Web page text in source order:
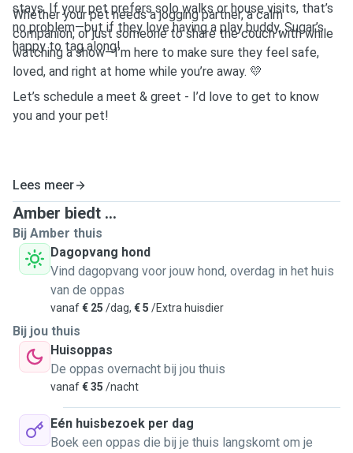
stays. If your pet prefers solo walks or house visits, that’s
no problem—but if they love having a play buddy, Sugar’s
happy to tag along!
Whether your pet needs a jogging partner, a calm
companion, or just someone to share the couch with while
watching a show—I’m here to make sure they feel safe,
loved, and right at home while you’re away. 💛
Let’s schedule a meet & greet - I’d love to get to know
you and your pet!
Lees meer
Amber biedt ...
Bij Amber thuis
Dagopvang hond
Vind dagopvang voor jouw hond, overdag in het huis
van de oppas
vanaf€ 25 /dag, € 5 /Extra huisdier
Bij jou thuis
Huisoppas
De oppas overnacht bij jou thuis
vanaf€ 35 /nacht
Eén huisbezoek per dag
Boek een oppas die bij je thuis langskomt om je